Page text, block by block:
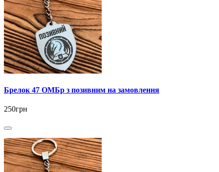
Брелок 47 ОМБр з позивним на замовлення
250грн